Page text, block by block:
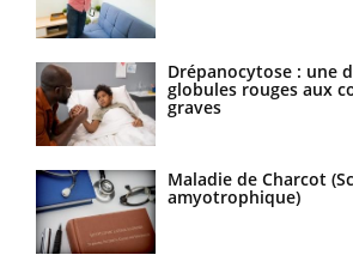
Drépanocytose : une
globules rouges aux
graves
Maladie de Charcot
amyotrophique)